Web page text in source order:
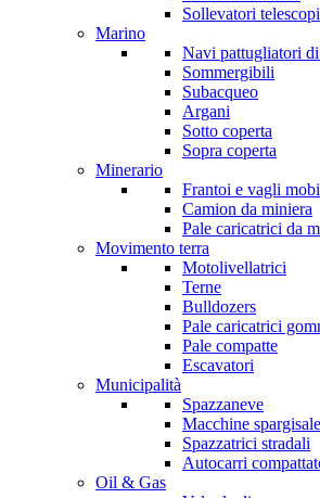
Sollevatori
Marino
Navi pattugliatori
Sommergibili
Subacqueo
Argani
Sotto coperta
Sopra coperta
Minerario
Frantoi e vagli
Camion da miniera
Pale caricatrici da
Movimento terra
Motolivellatrici
Terne
Bulldozers
Pale caricatrici
Pale compatte
Escavatori
Municipalità
Spazzaneve
Macchine spargisale
Spazzatrici stradali
Autocarri
Oil & Gas